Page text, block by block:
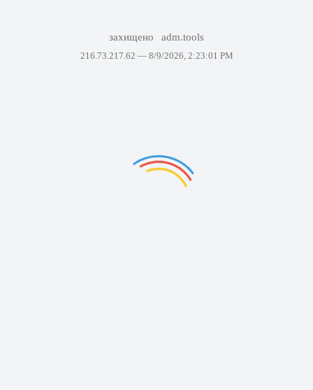
захищено adm.tools
216.73.217.62 — 8/9/2026, 2:23:01 PM